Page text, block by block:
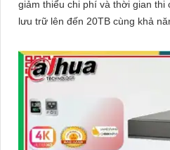
giảm thiểu chi phí và thời gian thi công. Hỗ trợ
lưu trữ lên đến 20TB cùng khả
nét và khả năng lưu trữ vượt trội
năng linh hoạt và mức giá cạnh